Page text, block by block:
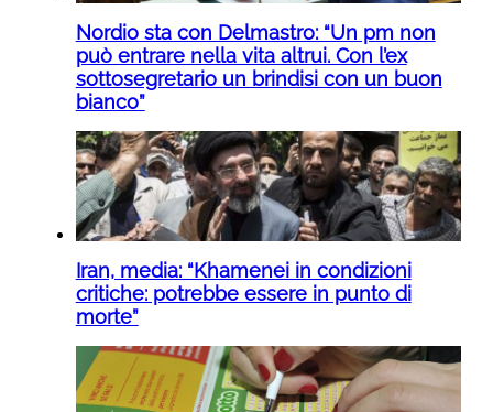
Nordio sta con Delmastro: “Un pm non
può entrare nella vita altrui. Con l’ex
sottosegretario un brindisi con un buon
bianco”
Iran, media: “Khamenei in condizioni
critiche: potrebbe essere in punto di
morte”